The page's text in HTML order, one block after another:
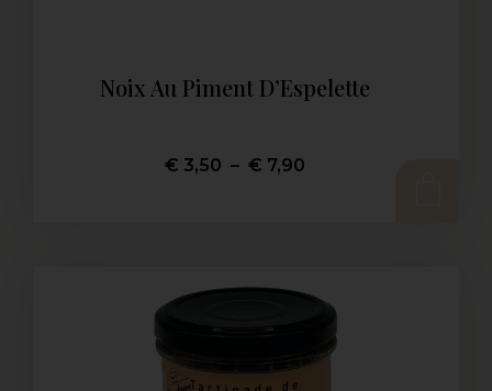
Noix Au Piment D’Espelette
€ 3,50 – € 7,90